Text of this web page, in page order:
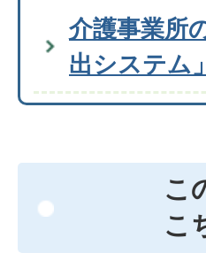
介護事業所
出システム
こ
こ